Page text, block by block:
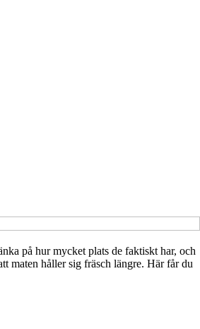
på hur mycket plats de faktiskt har, och
maten håller sig fräsch längre. Här får du